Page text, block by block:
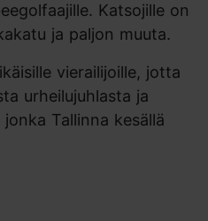
Katsojille on
ja paljon muuta.
vierailijoille, jotta
urheilujuhlasta ja
Tallinna kesällä